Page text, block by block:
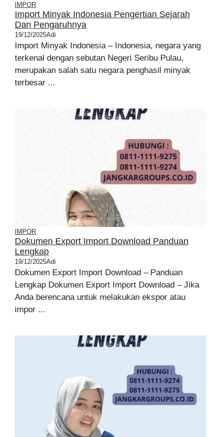
IMPOR
Import Minyak Indonesia Pengertian Sejarah
Dan Pengaruhnya
19/12/2025Adi
Import Minyak Indonesia – Indonesia, negara yang
terkenal dengan sebutan Negeri Seribu Pulau,
merupakan salah satu negara penghasil minyak
terbesar ...
IMPOR
Dokumen Export Import Download Panduan
Lengkap
19/12/2025Adi
Dokumen Export Import Download – Panduan
Lengkap Dokumen Export Import Download – Jika
Anda berencana untuk melakukan ekspor atau
impor ...